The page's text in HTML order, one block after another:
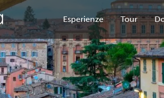
Esperienze Tour